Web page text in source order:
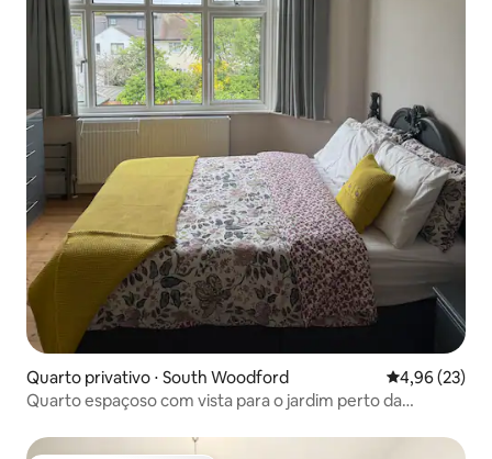
Quarto privativo ⋅ South Woodford 4,96 de uma
4,96 (23)
Quarto espaçoso com vista para o jardim perto da